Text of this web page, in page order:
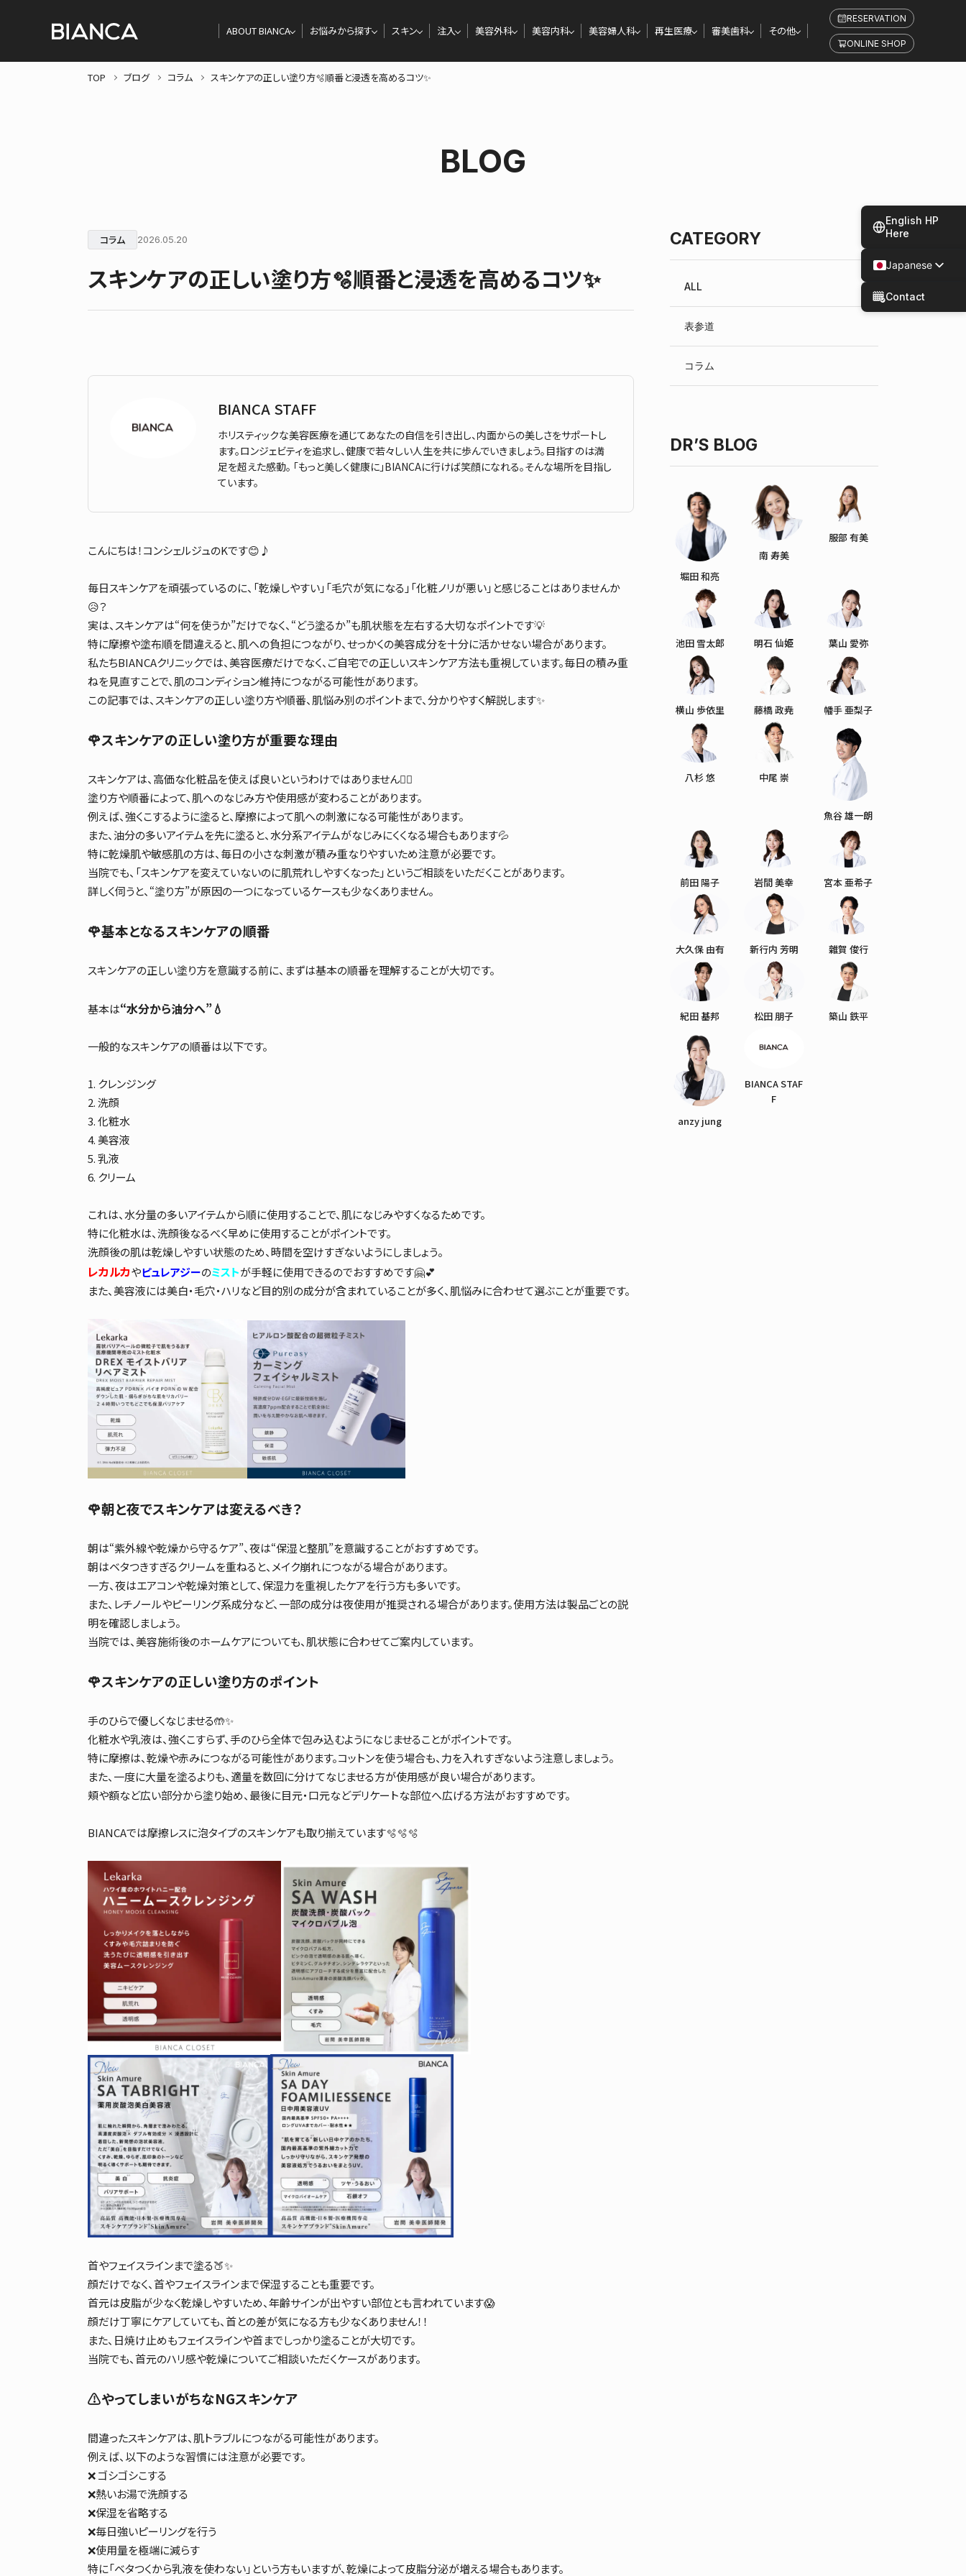
ABOUT BIANCA お悩みから探す スキン 注入 美容外科 美容内科 美容婦人科 再生医療 審美歯科 その他
RESERVATION
ONLINE SHOP
TOP ブログ コラム スキンケアの正しい塗り方🫧順番と浸透を高めるコツ✨
BLOG
コラム 2026.05.20
スキンケアの正しい塗り方🫧順番と浸透を高めるコツ✨
BIANCA STAFF
ホリスティックな美容医療を通じてあなたの自信を引き出し、内面からの美しさをサポートし
ます。ロンジェビティを追求し、健康で若々しい人生を共に歩んでいきましょう。目指すのは満
足を超えた感動。 「もっと美しく健康に」BIANCAに行けば笑顔になれる。そんな場所を目指し
ています。
こんにちは！コンシェルジュのKです😊♪
毎日スキンケアを頑張っているのに、「乾燥しやすい」「毛穴が気になる」「化粧ノリが悪い」と感じることはありませんか
😥？
実は、スキンケアは“何を使うか”だけでなく、“どう塗るか”も肌状態を左右する大切なポイントです💡
特に摩擦や塗布順を間違えると、肌への負担につながり、せっかくの美容成分を十分に活かせない場合があります。
私たちBIANCAクリニックでは、美容医療だけでなく、ご自宅での正しいスキンケア方法も重視しています。毎日の積み重
ねを見直すことで、肌のコンディション維持につながる可能性があります。
この記事では、スキンケアの正しい塗り方や順番、肌悩み別のポイントまで、分かりやすく解説します✨
🌹スキンケアの正しい塗り方が重要な理由
スキンケアは、高価な化粧品を使えば良いというわけではありません🙅‍♀️
塗り方や順番によって、肌へのなじみ方や使用感が変わることがあります。
例えば、強くこするように塗ると、摩擦によって肌への刺激になる可能性があります。
また、油分の多いアイテムを先に塗ると、水分系アイテムがなじみにくくなる場合もあります💦
特に乾燥肌や敏感肌の方は、毎日の小さな刺激が積み重なりやすいため注意が必要です。
当院でも、「スキンケアを変えていないのに肌荒れしやすくなった」というご相談をいただくことがあります。
詳しく伺うと、“塗り方”が原因の一つになっているケースも少なくありません。
🌹基本となるスキンケアの順番
スキンケアの正しい塗り方を意識する前に、まずは基本の順番を理解することが大切です。
基本は“水分から油分へ”💧
一般的なスキンケアの順番は以下です。
1. クレンジング
2. 洗顔
3. 化粧水
4. 美容液
5. 乳液
6. クリーム
これは、水分量の多いアイテムから順に使用することで、肌になじみやすくなるためです。
特に化粧水は、洗顔後なるべく早めに使用することがポイントです。
洗顔後の肌は乾燥しやすい状態のため、時間を空けすぎないようにしましょう。
レカルカやピュレアジーのミストが手軽に使用できるのでおすすめです🤗💕
また、美容液には美白・毛穴・ハリなど目的別の成分が含まれていることが多く、肌悩みに合わせて選ぶことが重要です。
🌹朝と夜でスキンケアは変えるべき？
朝は“紫外線や乾燥から守るケア”、夜は“保湿と整肌”を意識することがおすすめです。
朝はベタつきすぎるクリームを重ねると、メイク崩れにつながる場合があります。
一方、夜はエアコンや乾燥対策として、保湿力を重視したケアを行う方も多いです。
また、レチノールやピーリング系成分など、一部の成分は夜使用が推奨される場合があります。使用方法は製品ごとの説
明を確認しましょう。
当院では、美容施術後のホームケアについても、肌状態に合わせてご案内しています。
🌹スキンケアの正しい塗り方のポイント
手のひらで優しくなじませる🤲✨
化粧水や乳液は、強くこすらず、手のひら全体で包み込むようになじませることがポイントです。
特に摩擦は、乾燥や赤みにつながる可能性があります。コットンを使う場合も、力を入れすぎないよう注意しましょう。
また、一度に大量を塗るよりも、適量を数回に分けてなじませる方が使用感が良い場合があります。
頬や額など広い部分から塗り始め、最後に目元・口元などデリケートな部位へ広げる方法がおすすめです。
BIANCAでは摩擦レスに泡タイプのスキンケアも取り揃えています🫧🫧🫧
首やフェイスラインまで塗る🍑✨
顔だけでなく、首やフェイスラインまで保湿することも重要です。
首元は皮脂が少なく乾燥しやすいため、年齢サインが出やすい部位とも言われています😱
顔だけ丁寧にケアしていても、首との差が気になる方も少なくありません！！
また、日焼け止めもフェイスラインや首までしっかり塗ることが大切です。
当院でも、首元のハリ感や乾燥についてご相談いただくケースがあります。
⚠️やってしまいがちなNGスキンケア
間違ったスキンケアは、肌トラブルにつながる可能性があります。
例えば、以下のような習慣には注意が必要です。
❌ ゴシゴシこする
❌熱いお湯で洗顔する
❌保湿を省略する
❌毎日強いピーリングを行う
❌使用量を極端に減らす
特に「ベタつくから乳液を使わない」という方もいますが、乾燥によって皮脂分泌が増える場合もあります。
CATEGORY
ALL
表参道
コラム
DR’S BLOG
堀田 和亮
南 寿美
服部 有美
池田 雪太郎 明石 仙姫 葉山 愛弥
横山 歩依里 藤橋 政尭 幡手 亜梨子
八杉 悠 中尾 崇
魚谷 雄一朗
前田 陽子 岩間 美幸 宮本 亜希子
大久保 由有 新行内 芳明 雜賀 俊行
紀田 基邦 松田 朋子 築山 鉄平
anzy jung
BIANCA STAF
F
English HP
Here
Japanese
Chinese
Contact